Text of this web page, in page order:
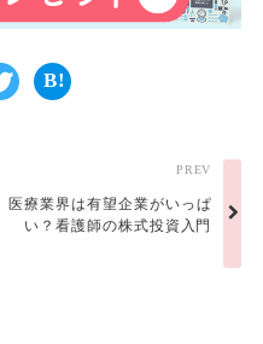
PREV
医療業界は有望企業がいっぱ
い？看護師の株式投資入門